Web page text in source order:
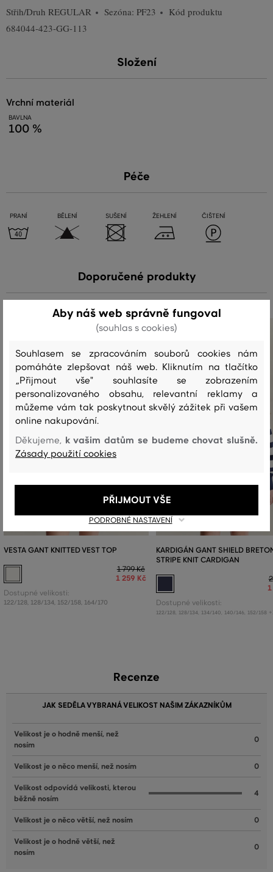
Střih/Druh REGULAR Sezóna: PF23
Kód produktu
684044-423-GG-113
Složení
vrchní materiál
BAVLNA
100 %
Péče
PRANÍ BĚLENÍ SUŠENÍ ŽEHLENÍ ČIŠTENÍ
Doporučené produkty
VESTA GANT KNITTED VEST TOP
1 799 Kč
1 259 Kč
Dostupné velikosti:
122/128, 128/134, 152/158, 164/170
KARDIGÁN GANT SHIELD
STRIPE KNIT CARDIGAN
Dostupné velikosti:
122/128 128/134 134/140 140/146 152/158
Recenze
JAK SEDĚLA VYBRANÁ VELIKOST NAŠIM ZÁKAZNÍKŮM
Velikost je o hodně menší, než
nosím
0
Velikost je o něco menší, než nosím 0
Velikost odpovídá velikosti, kterou
běžně nosím
4
Velikost je o něco větší, než nosím 0
Velikost je o hodně větší, než
nosím
0
Aby náš web správně fungoval
(souhlas s cookies)
Souhlasem se zpracováním souborů cookies nám
pomáháte zlepšovat náš web. Kliknutím na tlačítko
„Přijmout vše" souhlasíte se zobrazením
personalizovaného obsahu, relevantní reklamy a
můžeme vám tak poskytnout skvělý zážitek při vašem
online nakupování.
Děkujeme, k vašim datům se budeme chovat slušně.
Zásady použití cookies
PODROBNÉ NASTAVENÍ
PŘIJMOUT VŠE